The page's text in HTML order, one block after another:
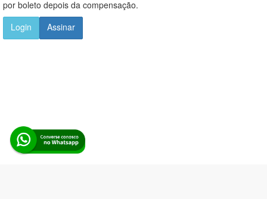
por boleto depois da compensação.
Login
Assinar